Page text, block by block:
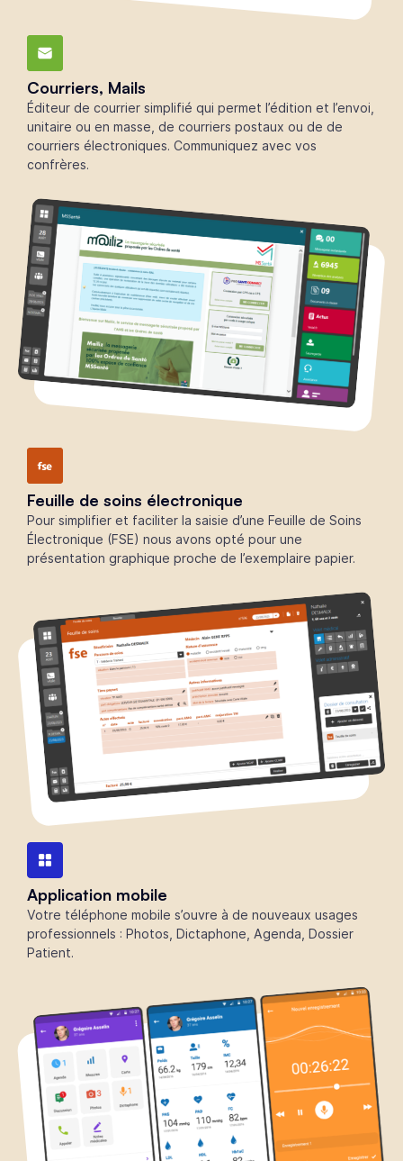
Courriers, Mails
Éditeur de courrier simplifié qui permet l’édition et l’envoi,
unitaire ou en masse, de courriers postaux ou de de
courriers électroniques. Communiquez avec vos
confrères.
Feuille de soins électronique
Pour simplifier et faciliter la saisie d’une Feuille de Soins
Électronique (FSE) nous avons opté pour une
présentation graphique proche de l’exemplaire papier.
Application mobile
Votre téléphone mobile s’ouvre à de nouveaux usages
professionnels : Photos, Dictaphone, Agenda, Dossier
Patient.